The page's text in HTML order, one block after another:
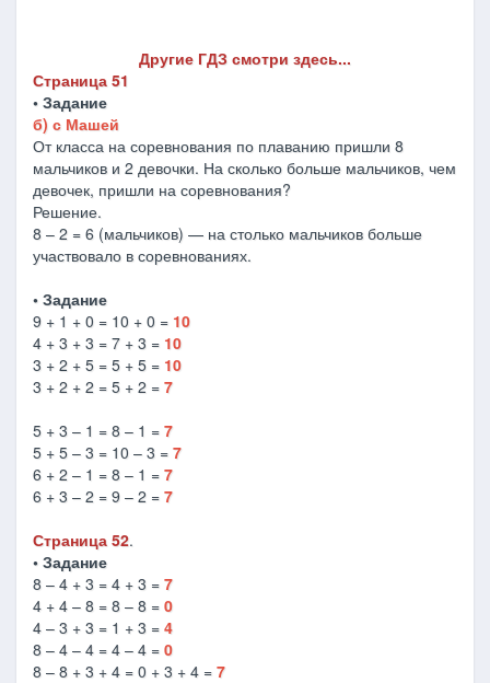
Другие ГДЗ смотри здесь...
Страница 51
• Задание
б) с Машей
От класса на соревнования по плаванию пришли 8
мальчиков и 2 девочки. На сколько больше мальчиков, чем
девочек, пришли на соревнования?
Решение.
8 – 2 = 6 (мальчиков) — на столько мальчиков больше
участвовало в соревнованиях.
• Задание
9 + 1 + 0 = 10 + 0 = 10
4 + 3 + 3 = 7 + 3 = 10
3 + 2 + 5 = 5 + 5 = 10
3 + 2 + 2 = 5 + 2 = 7
5 + 3 – 1 = 8 – 1 = 7
5 + 5 – 3 = 10 – 3 = 7
6 + 2 – 1 = 8 – 1 = 7
6 + 3 – 2 = 9 – 2 = 7
Страница 52.
• Задание
8 – 4 + 3 = 4 + 3 = 7
4 + 4 – 8 = 8 – 8 = 0
4 – 3 + 3 = 1 + 3 = 4
8 – 4 – 4 = 4 – 4 = 0
8 – 8 + 3 + 4 = 0 + 3 + 4 = 7